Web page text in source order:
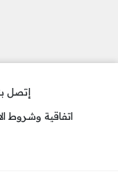
إتصل
اتفاقية وشروط